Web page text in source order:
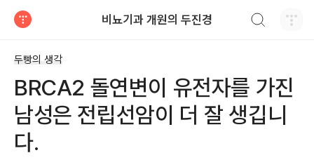
비뇨기과 개원의 두진경
두빵의 생각
BRCA2 돌연변이 유전자를 가진
남성은 전립선암이 더 잘 생깁니
다.